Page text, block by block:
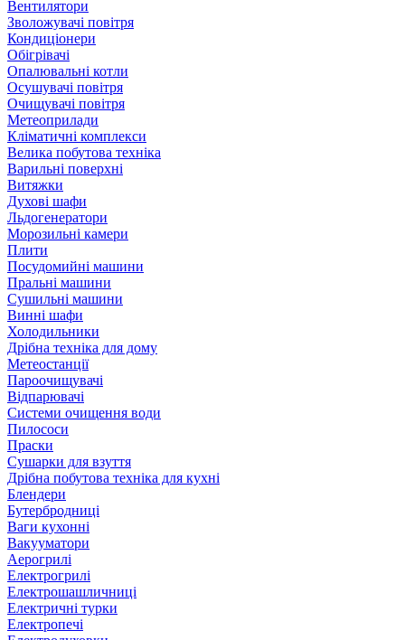
Вентилятори
Зволожувачі повітря
Кондиціонери
Обігрівачі
Опалювальні котли
Осушувачі повітря
Очищувачі повітря
Метеоприлади
Кліматичні комплекси
Велика побутова техніка
Варильні поверхні
Витяжки
Духові шафи
Льдогенератори
Морозильні камери
Плити
Посудомийні машини
Пральні машини
Сушильні машини
Винні шафи
Холодильники
Дрібна техніка для дому
Метеостанції
Пароочищувачі
Відпарювачі
Системи очищення води
Пилососи
Праски
Сушарки для взуття
Дрібна побутова техніка для кухні
Блендери
Бутербродниці
Ваги кухонні
Вакууматори
Аерогрилі
Електрогрилі
Електрошашличниці
Електричні турки
Електропечі